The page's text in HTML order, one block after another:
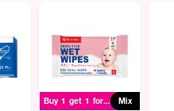
ามต้องการ
ากล่องให้สนิทเพื่อป้องกันฝุ่น
Buy 1 get 1 for ฿24 Mix